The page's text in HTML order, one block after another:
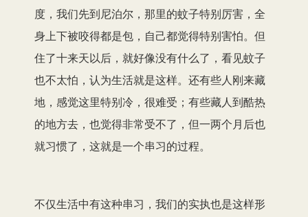
度，我们先到尼泊尔，那里的蚊子特别厉害，全
身上下被咬得都是包，自己都觉得特别害怕。但
住了十来天以后，就好像没有什么了，看见蚊子
也不太怕，认为生活就是这样。还有些人刚来藏
地，感觉这里特别冷，很难受；有些藏人到酷热
的地方去，也觉得非常受不了，但一两个月后也
就习惯了，这就是一个串习的过程。
不仅生活中有这种串习，我们的实执也是这样形